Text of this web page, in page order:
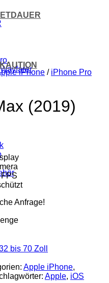
bis 70 Zoll
iPhone / iPhone Pro
(2019)
Anfrage!
Apple iPhone,
Apple, iOS